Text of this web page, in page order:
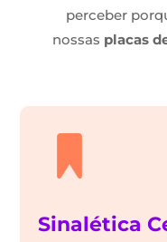
perceber
nossas placas
Sinalética